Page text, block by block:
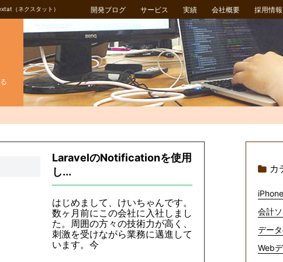
（ネクスタット） 開発ブログ サービス 実績 会社概要 採用情報
LaravelのNotificationを使用
し...
はじめまして、けいちゃんです。
数ヶ月前にこの会社に入社しまし
た。周囲の方々の技術力が高く、
刺激を受けながら業務に邁進して
います。今
カ
会計
デー
Web